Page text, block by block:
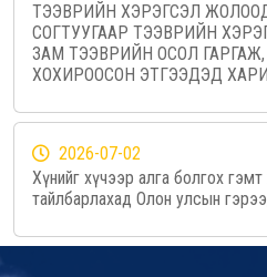
ТЭЭВРИЙН ХЭРЭГСЭЛ
СОГТУУГААР ТЭЭВРИЙН
ЗАМ ТЭЭВРИЙН ОСОЛ
ХОХИРООСОН ЭТГЭЭДЭД
2026-07-02
Хүнийг хүчээр алга болгох
тайлбарлахад Олон улсын